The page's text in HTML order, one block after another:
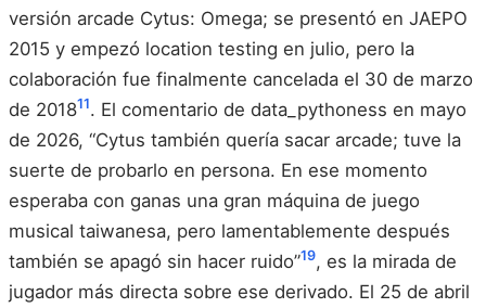
versión arcade Cytus: Omega; se presentó en JAEPO
2015 y empezó location testing en julio, pero la
colaboración fue finalmente cancelada el 30 de marzo
de 201811. El comentario de data_pythoness en mayo
de 2026, “Cytus también quería sacar arcade; tuve la
suerte de probarlo en persona. En ese momento
esperaba con ganas una gran máquina de juego
musical taiwanesa, pero lamentablemente después
también se apagó sin hacer ruido”19, es la mirada de
jugador más directa sobre ese derivado. El 25 de abril